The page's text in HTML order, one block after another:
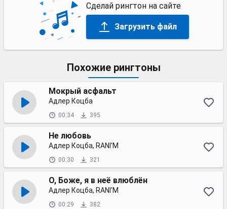
Сделай рингтон на сайте
Загрузить файл
Похожие рингтоны
Мокрый асфальт
Адлер Коцба
00:34 395
Не любовь
Адлер Коцба, RANI'M
00:30 321
О, Боже, я в неё влюблён
Адлер Коцба, RANI'M
00:29 382